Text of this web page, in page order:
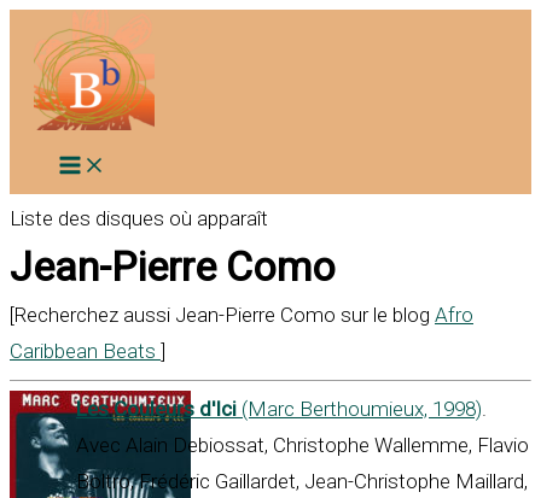
contenu
Liste des disques où apparaît
Jean-Pierre Como
[Recherchez aussi Jean-Pierre Como sur le blog Afro
Caribbean Beats ]
Les Couleurs d'Ici (Marc Berthoumieux, 1998).
Avec Alain Debiossat, Christophe Wallemme, Flavio
Boltro, Frédéric Gaillardet, Jean-Christophe Maillard,